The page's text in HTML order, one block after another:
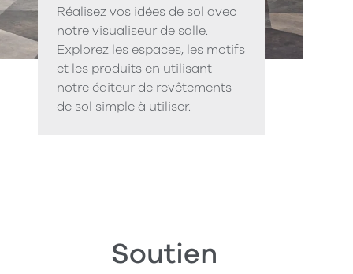
Réalisez vos idées de sol avec
notre visualiseur de salle.
Explorez les espaces, les motifs
et les produits en utilisant
notre éditeur de revêtements
de sol simple à utiliser.
Soutien